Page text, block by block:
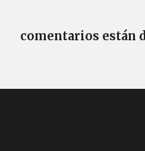
comentarios están